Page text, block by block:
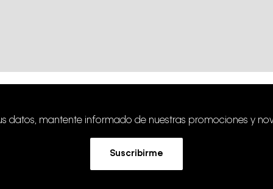
datos, mantente informado de nuestras promociones y
Suscribirme